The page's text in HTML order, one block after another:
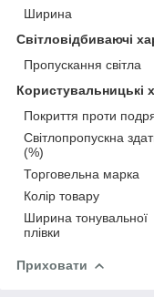
Ширина
Світловідбиваючі
Пропускання світла
Користувальницькі
Покриття проти
Світлопропускна
(%)
Торговельна марка
Колір товару
Ширина тонувальної
плівки
Приховати